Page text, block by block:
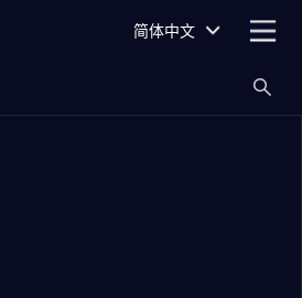
简体中文